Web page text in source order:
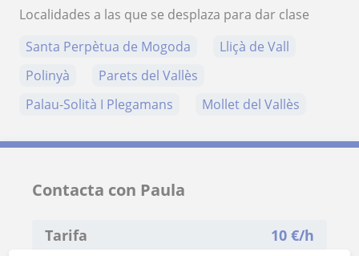
Localidades a las que se desplaza para dar clase
Santa Perpètua de Mogoda
Lliçà de Vall
Polinyà
Parets del Vallès
Palau-Solità I Plegamans
Mollet del Vallès
Contacta con Paula
Tarifa 10 €/h